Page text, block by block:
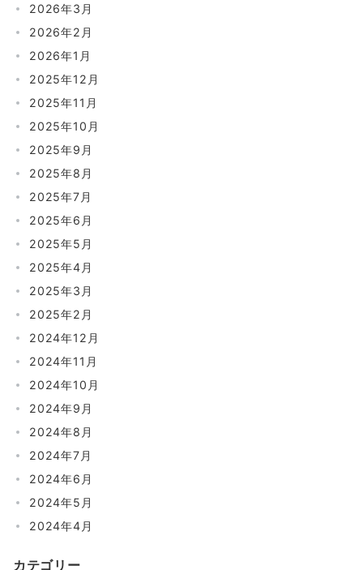
2026年3月
2026年2月
2026年1月
2025年12月
2025年11月
2025年10月
2025年9月
2025年8月
2025年7月
2025年6月
2025年5月
2025年4月
2025年3月
2025年2月
2024年12月
2024年11月
2024年10月
2024年9月
2024年8月
2024年7月
2024年6月
2024年5月
2024年4月
カテゴリー